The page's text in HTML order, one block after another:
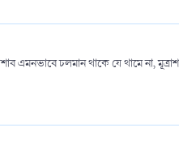
এমনভাবে চলমান থাকে যে থামে না,